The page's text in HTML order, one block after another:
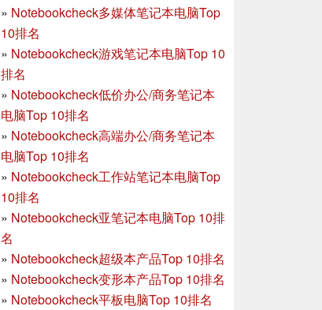
» Notebookcheck多媒体笔记本电脑Top
10排名
» Notebookcheck游戏笔记本电脑Top 10
排名
» Notebookcheck低价办公/商务笔记本
电脑Top 10排名
» Notebookcheck高端办公/商务笔记本
电脑Top 10排名
» Notebookcheck工作站笔记本电脑Top
10排名
» Notebookcheck亚笔记本电脑Top 10排
名
» Notebookcheck超级本产品Top 10排名
» Notebookcheck变形本产品Top 10排名
» Notebookcheck平板电脑Top 10排名